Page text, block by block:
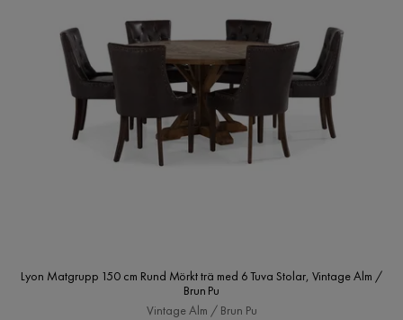
Lyon Matgrupp 150 cm Rund Mörkt trä med 6 Tuva Stolar, Vintage Alm /
Brun Pu
Vintage Alm / Brun Pu